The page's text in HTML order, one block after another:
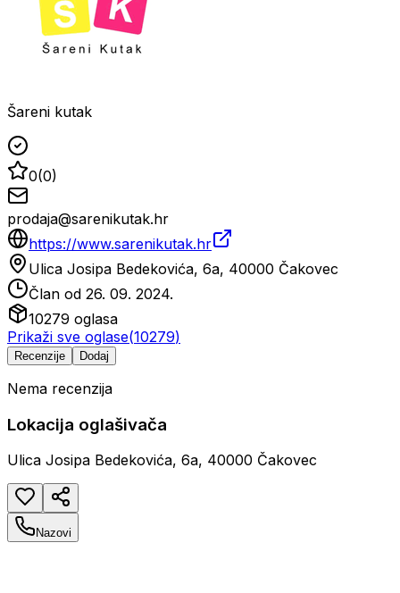
Šareni kutak
0(0)
prodaja@sarenikutak.hr
https://www.sarenikutak.hr
Ulica Josipa Bedekovića, 6a, 40000 Čakovec
Član od 26. 09. 2024.
10279 oglasa
Prikaži sve oglase(10279)
Recenzije Dodaj
Nema recenzija
Lokacija oglašivača
Ulica Josipa Bedekovića, 6a, 40000 Čakovec
Nazovi